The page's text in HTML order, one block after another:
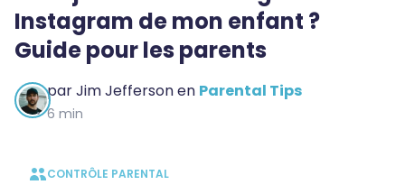
Instagram de mon enfant ?
Guide pour les parents
parJim Jeffersonen Parental Tips
6 min
CONTRÔLE PARENTAL